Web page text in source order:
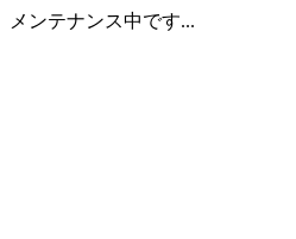
メンテナンス中です...